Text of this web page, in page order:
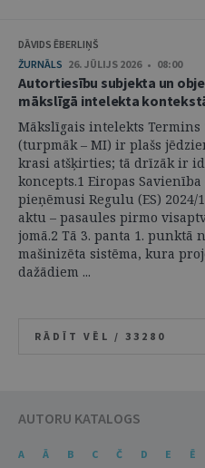
DĀVIDS ĒBERLIŅŠ
ŽURNĀLS 26. JŪLIJS 2026 • 08:00
Autortiesību subjekta un
mākslīgā intelekta
Mākslīgais intelekts Termins
(turpmāk – MI) ir plašs
krasi atšķirties; tā drīzāk ir
koncepts.1 Eiropas
pieņēmusi Regulu (ES)
aktu – pasaules pirmo
jomā.2 Tā 3. panta 1. punktā
mašinizēta sistēma, kura
dažādiem ...
RĀDĪT VĒL / 33280
AUTORU KATALOGS
A Ā B C Č D E Ē